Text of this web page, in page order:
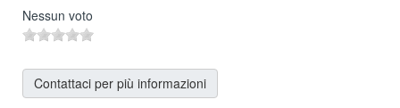
Nessun voto
Contattaci per più informazioni